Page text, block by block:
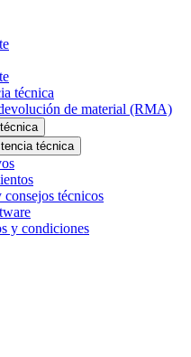
técnica
de material (RMA)
técnica
consejos técnicos
y condiciones